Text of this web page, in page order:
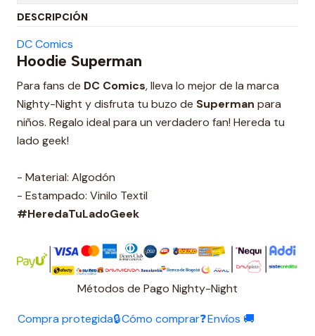
DESCRIPCIÓN
DC Comics
Hoodie Superman
Para fans de DC Comics, lleva lo mejor de la marca
Nighty-Night y disfruta tu buzo de Superman para
niños. Regalo ideal para un verdadero fan! Hereda tu
lado geek!
- Material: Algodón
- Estampado: Vinilo Textil
#HeredaTuLadoGeek
Métodos de Pago Nighty-Night
Compra protegida🔒Cómo comprar❓Envíos 🚚